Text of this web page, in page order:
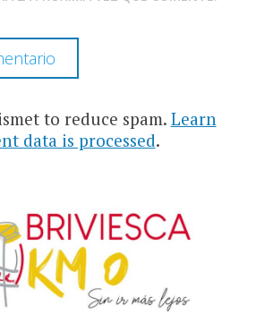
to reduce spam. Learn
data is processed.